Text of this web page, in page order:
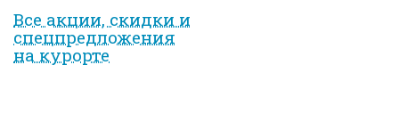
Все акции, скидки и
спец­предложе­ния
на курорте